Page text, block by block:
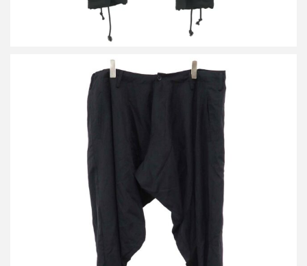
ヨウジヤマモト プールオム 23AW ウールギャバジンドレープパン
買取金額32,000円
詳しく見る